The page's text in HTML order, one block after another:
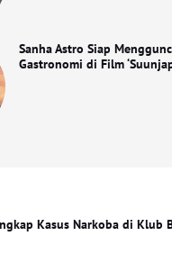
Sanha Astro Siap
Gastronomi di Film
Kasus Narkoba di Klub